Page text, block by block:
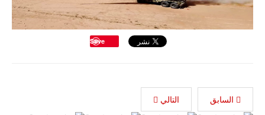
Save
السابق التالي